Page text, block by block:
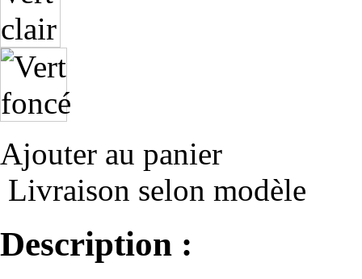
Ajouter au panier
Livraison selon modèle
Description :